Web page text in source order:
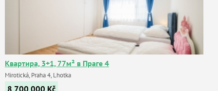
Квартира, 3+1, 77м² в Праге 4
Mirotická, Praha 4, Lhotka